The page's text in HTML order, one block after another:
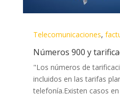
Telecomunicaciones,
Números 900 y
"Los números de
incluidos en las tarifas
telefonía.Existen casos